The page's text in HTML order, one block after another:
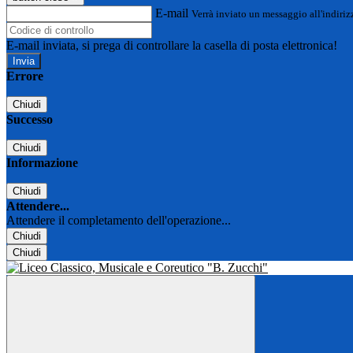
E-mail Verrà inviato un messaggio
E-mail inviata, si prega di controllare la casella di posta elettronica!
Errore
Chiudi
Successo
Chiudi
Informazione
Chiudi
Attendere...
Attendere il completamento dell'operazione...
Chiudi
Chiudi